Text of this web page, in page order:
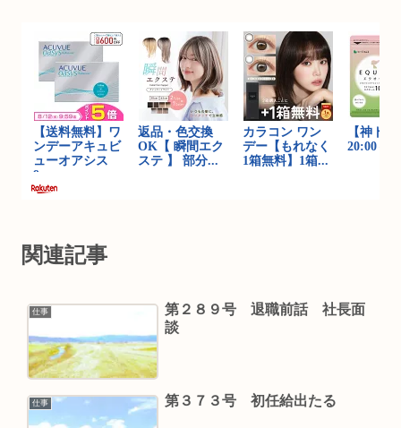
関連記事
仕事
第２８９号 退職前話 社長面
談
仕事 第３７３号 初任給出たる